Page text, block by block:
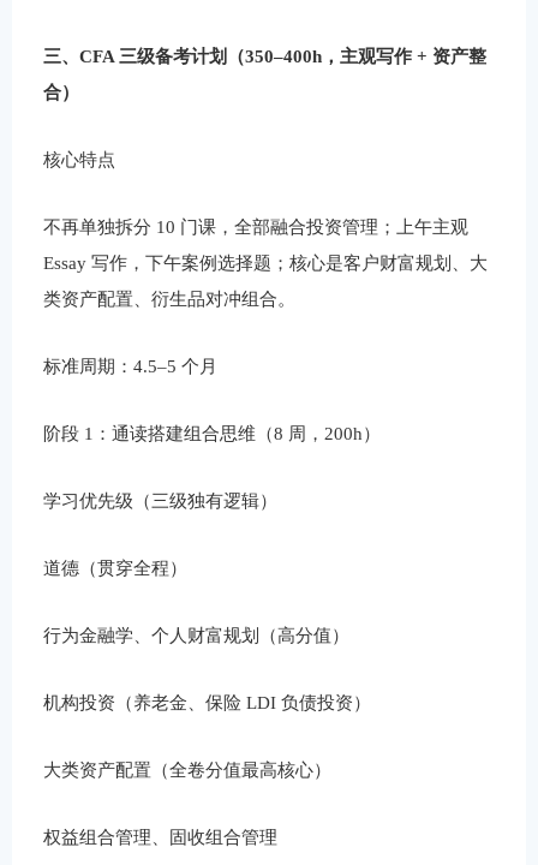
三、CFA 三级备考计划（350–400h，主观写作 + 资产整
合）
核心特点
不再单独拆分 10 门课，全部融合投资管理；上午主观
Essay 写作，下午案例选择题；核心是客户财富规划、大
类资产配置、衍生品对冲组合。
标准周期：4.5–5 个月
阶段 1：通读搭建组合思维（8 周，200h）
学习优先级（三级独有逻辑）
道德（贯穿全程）
行为金融学、个人财富规划（高分值）
机构投资（养老金、保险 LDI 负债投资）
大类资产配置（全卷分值最高核心）
权益组合管理、固收组合管理